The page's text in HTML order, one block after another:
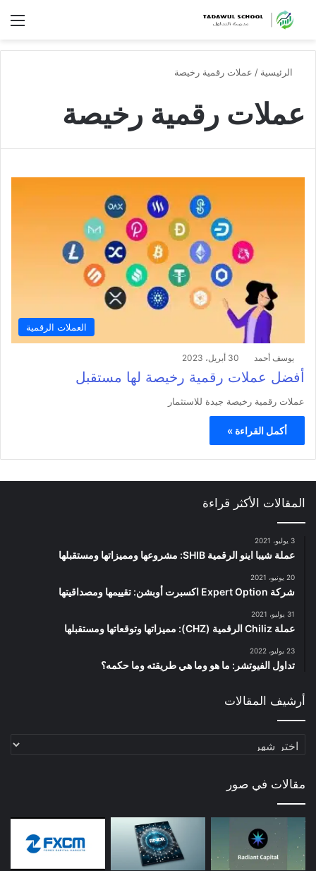
الرئيسية / عملات رقمية رخيصة
عملات رقمية رخيصة
العملات الرقمية
يوسف أحمد 30 أبريل، 2023
أفضل عملات رقمية رخيصة لها مستقبل
عملات رقمية رخيصة جيدة للاستثمار
أكمل القراءة »
المقالات الأكثر قراءة
3 يوليو، 2021
عملة شيبا اينو الرقمية SHIB: مشروعها ومميزاتها ومستقبلها
20 يونيو، 2021
شركة Expert Option اكسبرت أوبشن: تقييمها ومصداقيتها
31 يوليو، 2021
عملة Chiliz الرقمية (CHZ): مميزاتها وتوقعاتها ومستقبلها
23 يوليو، 2022
تداول الفيوتشر: ما هو وما هي طريقته وما حكمه؟
أرشيف المقالات
أرشيف
مقالات في صور